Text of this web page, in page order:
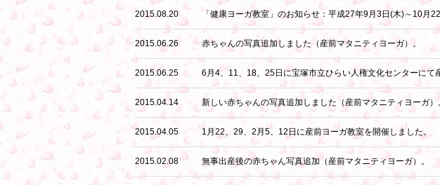
2015.08.20 「健康ヨーガ教室」のお知らせ：平成27年9月3日(木)～10月
2015.06.26 赤ちゃんの写真追加しました（産前マタニティヨーガ）。
2015.06.25 6月4、11、18、25日に宝塚市立ひらい人権文化センターにて
2015.04.14 新しい赤ちゃんの写真追加しました（産前マタニティヨーガ）
2015.04.05 1月22、29、2月5、12日に産前ヨーガ教室を開催しました。
2015.02.08 無事出産後の赤ちゃん写真追加（産前マタニティヨーガ）。